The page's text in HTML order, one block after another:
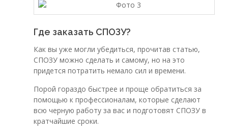
Где заказать СПОЗУ?
Как вы уже могли убедиться, прочитав статью,
СПОЗУ можно сделать и самому, но на это
придется потратить немало сил и времени.
Порой гораздо быстрее и проще обратиться за
помощью к профессионалам, которые сделают
всю черную работу за вас и подготовят СПОЗУ в
кратчайшие сроки.